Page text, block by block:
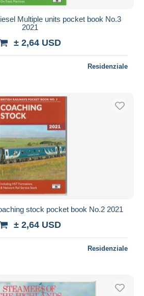
Multiple units pocket book No.3
2021
± 2,64 USD
Residenziale
stock pocket book No.2 2021
± 2,64 USD
Residenziale